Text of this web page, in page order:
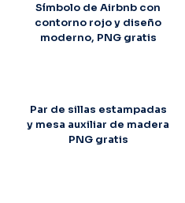
Símbolo de Airbnb con
contorno rojo y diseño
moderno, PNG gratis
Par de sillas estampadas
y mesa auxiliar de madera
PNG gratis